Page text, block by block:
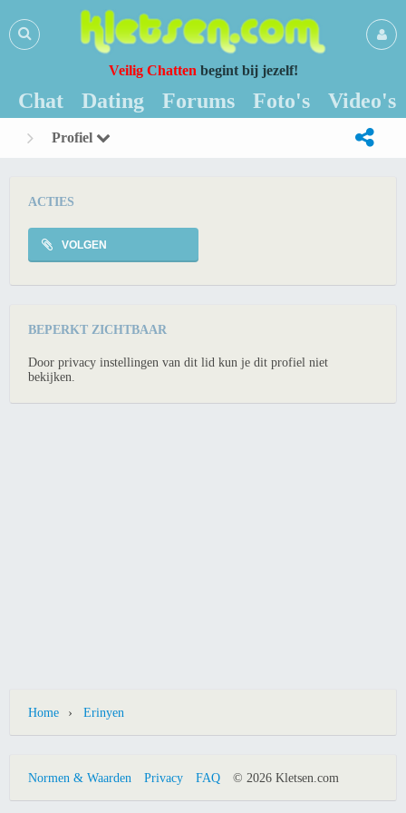
Veilig Chatten begint bij jezelf!
Chat Dating Forums Foto's Video's
Profiel
ACTIES
VOLGEN
BEPERKT ZICHTBAAR
Door privacy instellingen van dit lid kun je dit profiel niet
bekijken.
Home › Erinyen
Normen & Waarden Privacy FAQ © 2026 Kletsen.com